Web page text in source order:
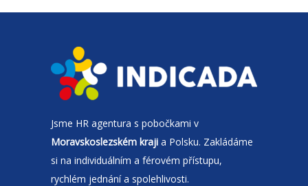
Jsme HR agentura s pobočkami v
Moravskoslezském kraji a Polsku. Zakládáme
si na individuálním a férovém přístupu,
rychlém jednání a spolehlivosti.